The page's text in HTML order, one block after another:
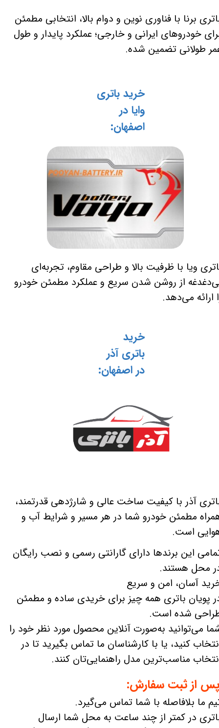
پس از ثبت سفارش:
ویا با ظرفیت بالا و طراحی مقاوم، تجربه‌ای
از روشن شدن سریع و عملکرد مطمئن خودرو
ارائه می‌دهد.
آذر با کیفیت ساخت عالی و شارژدهی قدرتمند،
مطمئن خودرو شما در هر مسیر و شرایط آب و
است.
برنا با فناوری نوین و دوام بالا، انتخابی مطمئن
خودروهای ایرانی و خارجی؛ عملکرد پایدار و طول
طولانی تضمین شده.
خرید
باتری آذر
در اصفهان:
خرید باتری
وایا در
اصفهان:
ما بلافاصله با شما تماس می‌گیرد.
در کمتر از چند ساعت به محل شما ارسال
این برندها دارای گارانتی رسمی و نصب رایگان
محل هستند.
آسان، امن و سریع
پویان باتری همه چیز برای خریدی ساده و مطمئن
شده است.
می‌توانید به‌صورت آنلاین محصول مورد نظر خود را
کنید، یا با کارشناسان ما تماس بگیرید تا در
مناسب‌ترین مدل راهنمایی‌تان کنند.